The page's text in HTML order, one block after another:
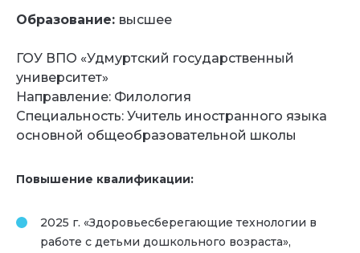
Образование: высшее
ГОУ ВПО «Удмуртский государственный
университет»
Направление: Филология
Специальность: Учитель иностранного языка
основной общеобразовательной школы
Повышение квалификации:
2025 г. «Здоровьесберегающие технологии в
работе с детьми дошкольного возраста»,